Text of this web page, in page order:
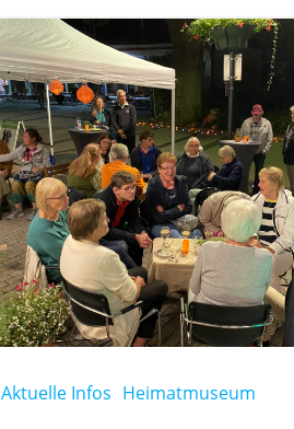
Aktuelle Infos Heimatmuseum